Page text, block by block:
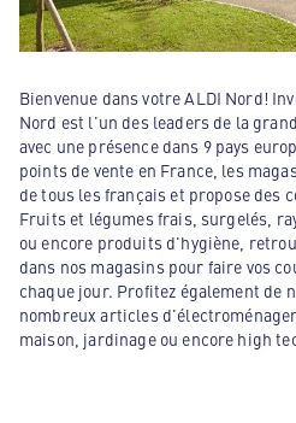
Bienvenue dans votre ALDI Nord!
Nord est l'un des leaders de la
avec une présence dans 9 pays
points de vente en France, les
de tous les français et propose des
Fruits et légumes frais, surgelés,
ou encore produits d'hygiène,
dans nos magasins pour faire vos
chaque jour. Profitez également de
nombreux articles
maison, jardinage ou encore high